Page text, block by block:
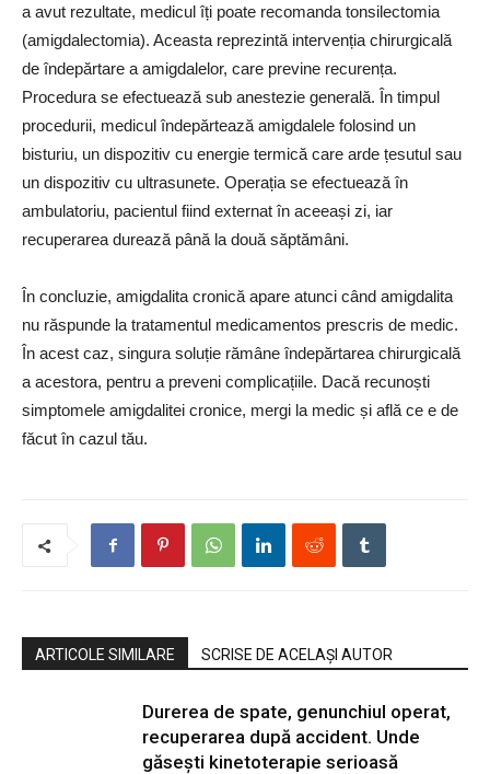
a avut rezultate, medicul îți poate recomanda tonsilectomia
(amigdalectomia). Aceasta reprezintă intervenția chirurgicală
de îndepărtare a amigdalelor, care previne recurența.
Procedura se efectuează sub anestezie generală. În timpul
procedurii, medicul îndepărtează amigdalele folosind un
bisturiu, un dispozitiv cu energie termică care arde țesutul sau
un dispozitiv cu ultrasunete. Operația se efectuează în
ambulatoriu, pacientul fiind externat în aceeași zi, iar
recuperarea durează până la două săptămâni.
În concluzie, amigdalita cronică apare atunci când amigdalita
nu răspunde la tratamentul medicamentos prescris de medic.
În acest caz, singura soluție rămâne îndepărtarea chirurgicală
a acestora, pentru a preveni complicațiile. Dacă recunoști
simptomele amigdalitei cronice, mergi la medic și află ce e de
făcut în cazul tău.
ARTICOLE SIMILARE SCRISE DE ACELAȘI AUTOR
Durerea de spate, genunchiul operat,
recuperarea după accident. Unde
găsești kinetoterapie serioasă